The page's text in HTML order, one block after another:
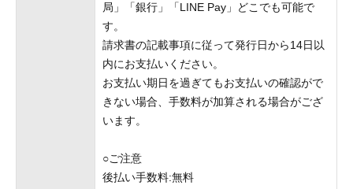
局」「銀行」「LINE Pay」どこでも可能で
す。
請求書の記載事項に従って発行日から14日以
内にお支払いください。
お支払い期日を過ぎてもお支払いの確認がで
きない場合、手数料が加算される場合がござ
います。
○ご注意
後払い手数料:無料